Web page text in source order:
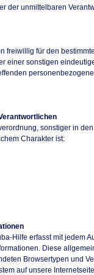
der unmittelbaren
freiwillig für den
einer sonstigen
sonstiger in
Charakter ist:
Hilfe erfasst mit jedem
Diese
Browsertypen und
auf unsere